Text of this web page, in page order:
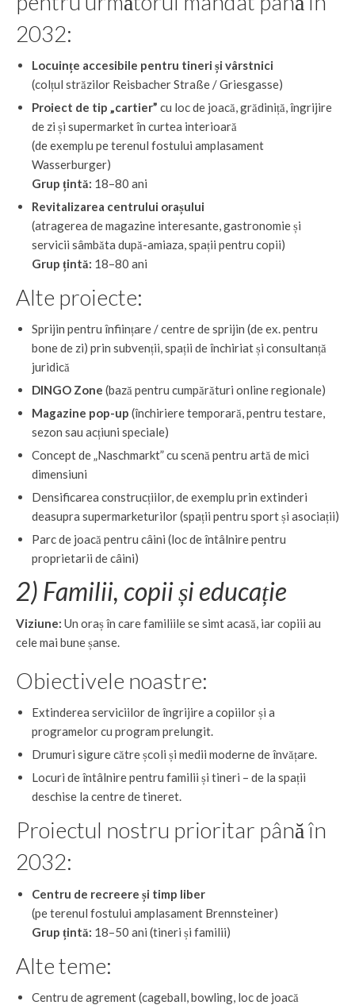
2032:
Locuințe accesibile pentru tineri și vârstnici
(colțul străzilor Reisbacher Straße / Griesgasse)
Proiect de tip „cartier” cu loc de joacă, grădiniță, îngrijire
de zi și supermarket în curtea interioară
(de exemplu pe terenul fostului amplasament
Wasserburger)
Grup țintă: 18–80 ani
Revitalizarea centrului orașului
(atragerea de magazine interesante, gastronomie și
servicii sâmbăta după-amiaza, spații pentru copii)
Grup țintă: 18–80 ani
Alte proiecte:
Sprijin pentru înființare / centre de sprijin (de ex. pentru
bone de zi) prin subvenții, spații de închiriat și consultanță
juridică
DINGO Zone (bază pentru cumpărături online regionale)
Magazine pop-up (închiriere temporară, pentru testare,
sezon sau acțiuni speciale)
Concept de „Naschmarkt” cu scenă pentru artă de mici
dimensiuni
Densificarea construcțiilor, de exemplu prin extinderi
deasupra supermarketurilor (spații pentru sport și asociații)
Parc de joacă pentru câini (loc de întâlnire pentru
proprietarii de câini)
2) Familii, copii și educație
Viziune: Un oraș în care familiile se simt acasă, iar copiii au
cele mai bune șanse.
Obiectivele noastre:
Extinderea serviciilor de îngrijire a copiilor și a
programelor cu program prelungit.
Drumuri sigure către școli și medii moderne de învățare.
Locuri de întâlnire pentru familii și tineri – de la spații
deschise la centre de tineret.
Proiectul nostru prioritar până în
2032:
Centru de recreere și timp liber
(pe terenul fostului amplasament Brennsteiner)
Grup țintă: 18–50 ani (tineri și familii)
Alte teme:
Centru de agrement (cageball, bowling, loc de joacă